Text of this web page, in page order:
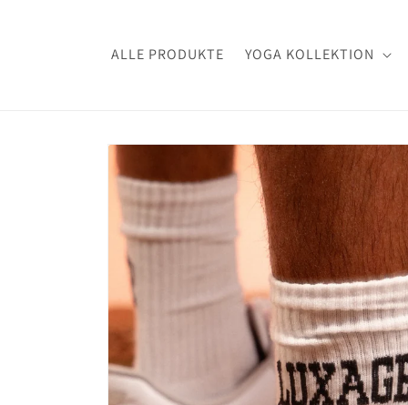
ALLE PRODUKTE
YOGA KOLLEKTION
Skip to
information